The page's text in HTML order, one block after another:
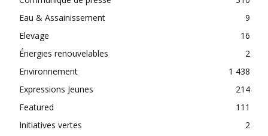
Eau & Assainissement
9
Elevage
16
Énergies renouvelables
2
Environnement
1 438
Expressions Jeunes
214
Featured
111
Initiatives vertes
2